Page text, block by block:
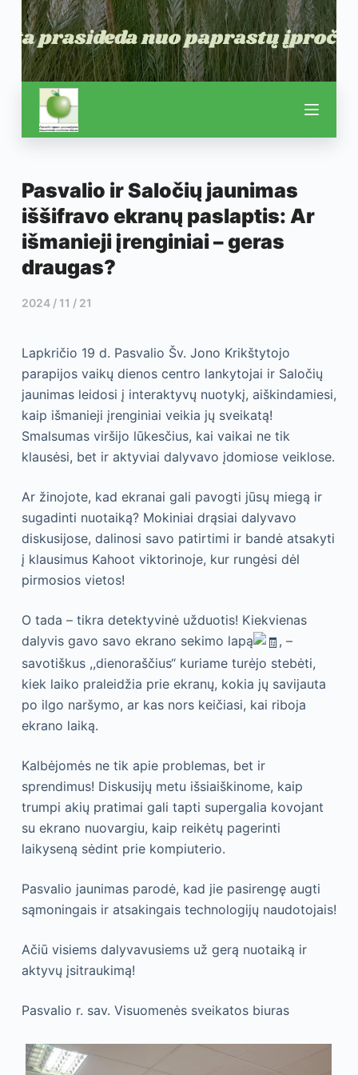
Pasvalio ir Saločių jaunimas
iššifravo ekranų paslaptis: Ar
išmanieji įrenginiai – geras
draugas?
2024 / 11 / 21
Lapkričio 19 d. Pasvalio Šv. Jono Krikštytojo
parapijos vaikų dienos centro lankytojai ir Saločių
jaunimas leidosi į interaktyvų nuotykį, aiškindamiesi,
kaip išmanieji įrenginiai veikia jų sveikatą!
Smalsumas viršijo lūkesčius, kai vaikai ne tik
klausėsi, bet ir aktyviai dalyvavo įdomiose veiklose.
Ar žinojote, kad ekranai gali pavogti jūsų miegą ir
sugadinti nuotaiką? Mokiniai drąsiai dalyvavo
diskusijose, dalinosi savo patirtimi ir bandė atsakyti
į klausimus Kahoot viktorinoje, kur rungėsi dėl
pirmosios vietos!
O tada – tikra detektyvinė užduotis! Kiekvienas
dalyvis gavo savo ekrano sekimo lapą
, –
savotiškus ,,dienoraščius“ kuriame turėjo stebėti,
kiek laiko praleidžia prie ekranų, kokia jų savijauta
po ilgo naršymo, ar kas nors keičiasi, kai riboja
ekrano laiką.
Kalbėjomės ne tik apie problemas, bet ir
sprendimus! Diskusijų metu išsiaiškinome, kaip
trumpi akių pratimai gali tapti supergalia kovojant
su ekrano nuovargiu, kaip reikėtų pagerinti
laikyseną sėdint prie kompiuterio.
Pasvalio jaunimas parodė, kad jie pasirengę augti
sąmoningais ir atsakingais technologijų naudotojais!
Ačiū visiems dalyvavusiems už gerą nuotaiką ir
aktyvų įsitraukimą!
Pasvalio r. sav. Visuomenės sveikatos biuras